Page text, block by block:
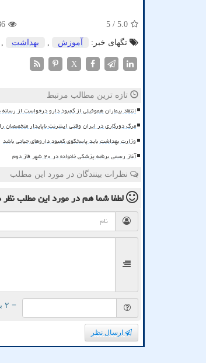
5.0
/ 5
تگهای خبر:
آموزش بهداشت
X
تازه ترین مطالب مرتبط
انتقاد بیماران هموفیلی از کمبود دارو درخواست از رسانه
مرگ دورکاری در ایران وقتی اینترنت ناپایدار متخصصان
وزارت بهداشت باید پاسخگوی کمبود داروهای حیاتی باشد
آغاز رسمی برنامه پزشکی خانواده در ۲۰ شهر فاز دوم
نظرات بینندگان در مورد این مطلب
لطفا شما همدر مورد این مطلب
= ۲ بعلاوه ۱
ارسال نظر